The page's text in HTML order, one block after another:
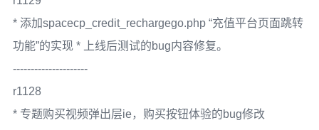
* 添加spacecp_credit_rechargego.php “充值平台页面跳转
功能”的实现 * 上线后测试的bug内容修复。
---------------------
r1128
* 专题购买视频弹出层ie，购买按钮体验的bug修改